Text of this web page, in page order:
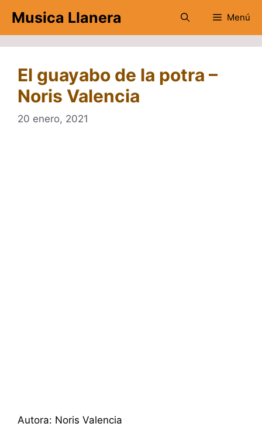
contenido
Musica Llanera Menú
El guayabo de la potra –
Noris Valencia
20 enero, 2021
Autora: Noris Valencia